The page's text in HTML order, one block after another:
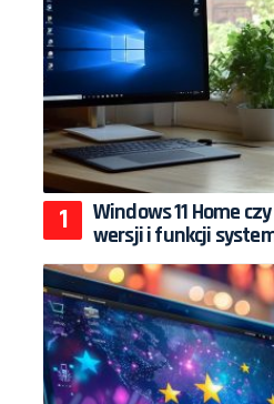
Windows 11 Home
wersji i funkcji